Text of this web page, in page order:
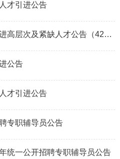
才引进公告
黄冈职业技术大学2026年引进高层次及紧缺人才公告（42名）
公告
才引进公告
专职辅导员公告
统一公开招聘专职辅导员公告